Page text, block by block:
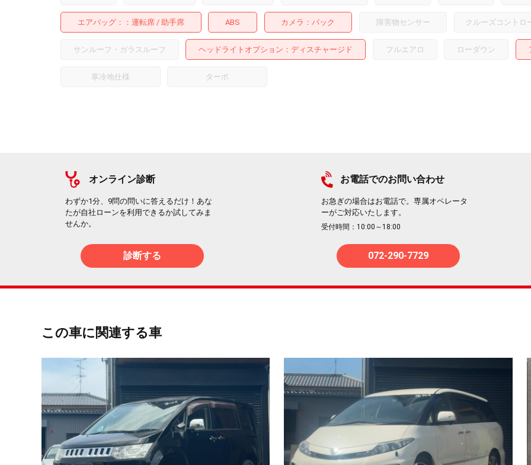
エアバッグ： 運転席 助手席 ABS カメラ バック 障害物センサー クルーズコントロ
サンルーフ・ガラスルーフ ヘッドライトオプション ディスチャージド フルエアロ ローダウン
寒冷地仕様 ターボ
オンライン診断
わずか1分、9問の問いに答えるだけ！あな
たが自社ローンを利用できるか試してみま
せんか。
診断する
お電話でのお問い合わせ
お急ぎの場合はお電話で。専属オペレータ
ーがご対応いたします。
受付時間：10:00～18:00
072-290-7729
この車に関連する車